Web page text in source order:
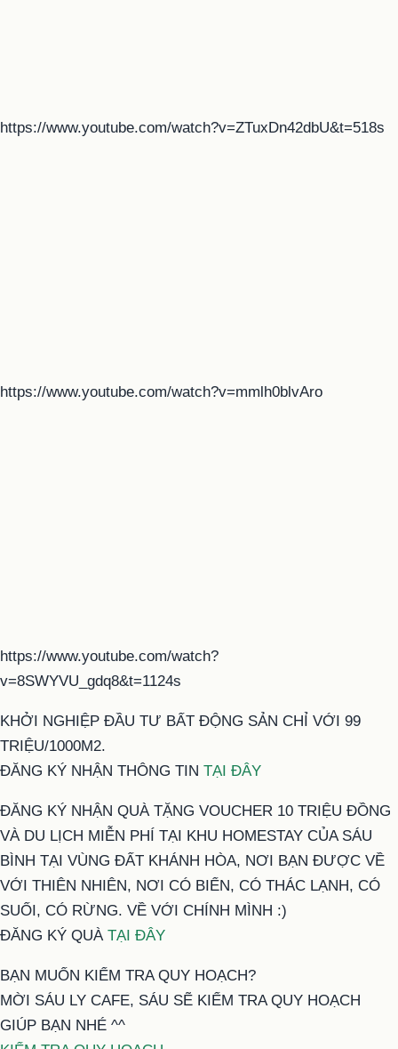
https://www.youtube.com/watch?v=ZTuxDn42dbU&t=518s
https://www.youtube.com/watch?v=mmlh0blvAro
https://www.youtube.com/watch?
v=8SWYVU_gdq8&t=1124s
KHỞI NGHIỆP ĐẦU TƯ BẤT ĐỘNG SẢN CHỈ VỚI 99
TRIỆU/1000M2.
ĐĂNG KÝ NHẬN THÔNG TIN TẠI ĐÂY
ĐĂNG KÝ NHẬN QUÀ TẶNG VOUCHER 10 TRIỆU ĐỒNG
VÀ DU LỊCH MIỄN PHÍ TẠI KHU HOMESTAY CỦA SÁU
BÌNH TẠI VÙNG ĐẤT KHÁNH HÒA, NƠI BẠN ĐƯỢC VỀ
VỚI THIÊN NHIÊN, NƠI CÓ BIỂN, CÓ THÁC LẠNH, CÓ
SUỐI, CÓ RỪNG. VỀ VỚI CHÍNH MÌNH :)
ĐĂNG KÝ QUÀ TẠI ĐÂY
BẠN MUỐN KIỂM TRA QUY HOẠCH?
MỜI SÁU LY CAFE, SÁU SẼ KIỂM TRA QUY HOẠCH
GIÚP BẠN NHÉ ^^